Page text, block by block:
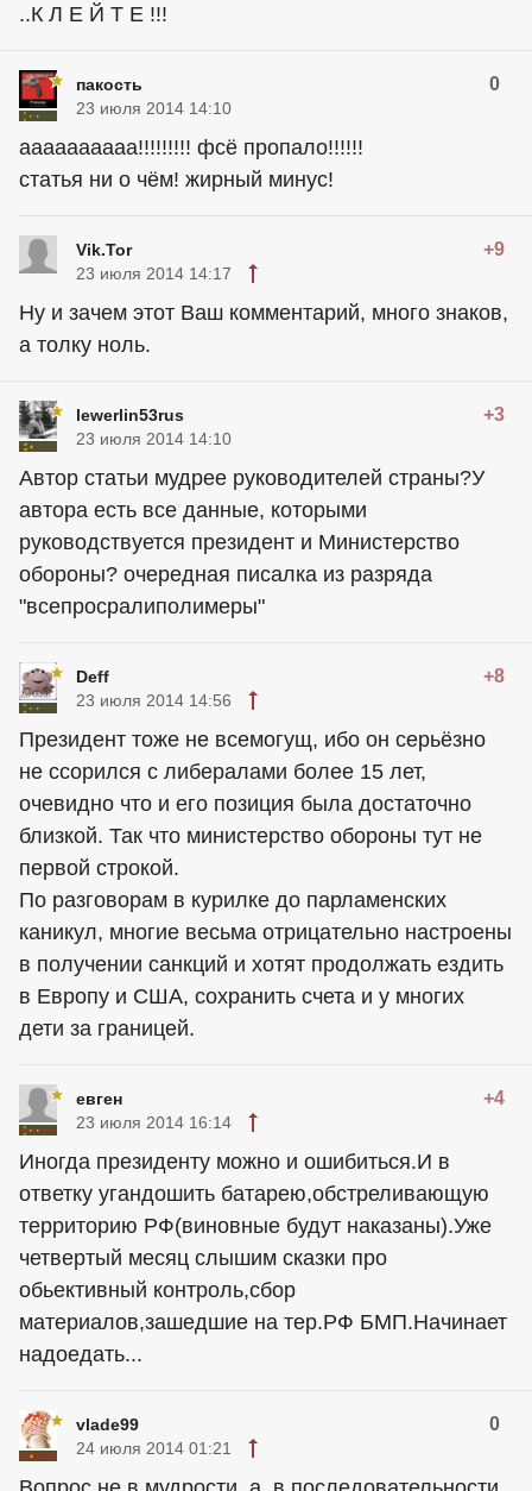
..К Л Е Й Т Е !!!
пакость 0
23 июля 2014 14:10
аааааааааа!!!!!!!!! фсё пропало!!!!!!
статья ни о чём! жирный минус!
Vik.Tor +9
23 июля 2014 14:17
Ну и зачем этот Ваш комментарий, много знаков,
а толку ноль.
lewerlin53rus +3
23 июля 2014 14:10
Автор статьи мудрее руководителей страны?У
автора есть все данные, которыми
руководствуется президент и Министерство
обороны? очередная писалка из разряда
"всепросралиполимеры"
Deff +8
23 июля 2014 14:56
Президент тоже не всемогущ, ибо он серьёзно
не ссорился с либералами более 15 лет,
очевидно что и его позиция была достаточно
близкой. Так что министерство обороны тут не
первой строкой.
По разговорам в курилке до парламенских
каникул, многие весьма отрицательно настроены
в получении санкций и хотят продолжать ездить
в Европу и США, сохранить счета и у многих
дети за границей.
евген +4
23 июля 2014 16:14
Иногда президенту можно и ошибиться.И в
ответку угандошить батарею,обстреливающую
территорию РФ(виновные будут наказаны).Уже
четвертый месяц слышим сказки про
обьективный контроль,сбор
материалов,зашедшие на тер.РФ БМП.Начинает
надоедать...
vlade99 0
24 июля 2014 01:21